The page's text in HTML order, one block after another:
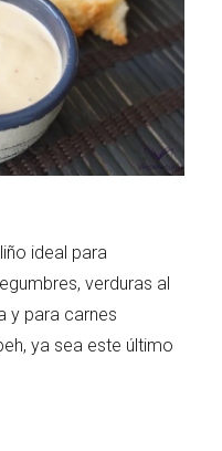
ideal para
verduras al
y para carnes
ya sea este último